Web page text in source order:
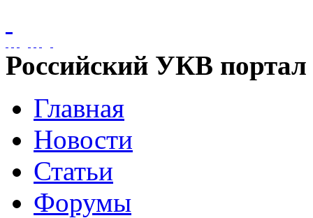
Российский УКВ портал
Главная
Новости
Статьи
Форумы